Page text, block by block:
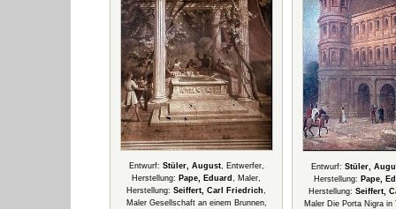
Entwurf: Stüler, August, Entwerfer,
Herstellung: Pape, Eduard , Maler,
Herstellung: Seiffert, Carl Friedrich,
Maler Gesellschaft an einem Brunnen,
Entwurf: Stüler,
Herstellung: Pape,
Herstellung: Seiffert,
Maler Die Porta Nigra in